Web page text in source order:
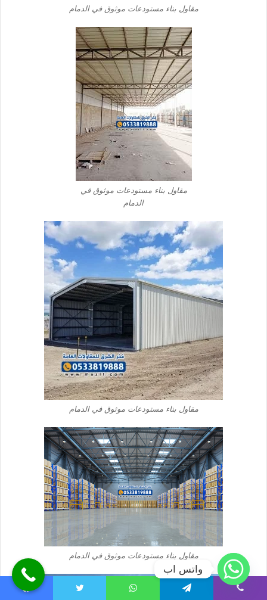
مقاول بناء مستودعات موثوق في الدمام
مقاول بناء مستودعات موثوق في
الدمام
مقاول بناء مستودعات موثوق في الدمام
مقاول بناء مستودعات موثوق في الدمام
واتس اب